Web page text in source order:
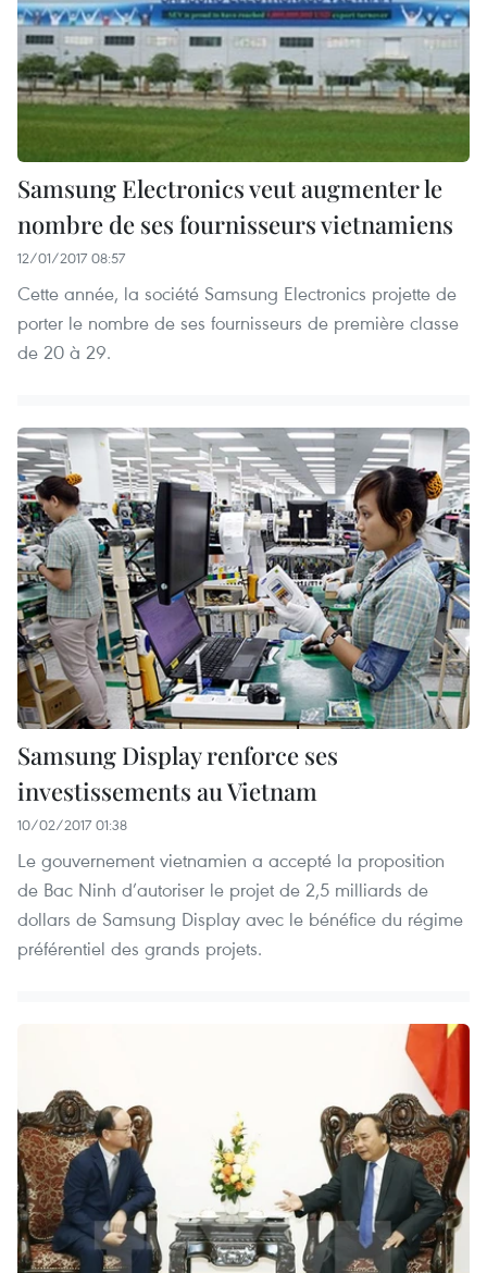
Samsung Electronics veut augmenter le
nombre de ses fournisseurs vietnamiens
12/01/2017 08:57
Cette année, la société Samsung Electronics projette de
porter le nombre de ses fournisseurs de première classe
de 20 à 29.
Samsung Display renforce ses
investissements au Vietnam
10/02/2017 01:38
Le gouvernement vietnamien a accepté la proposition
de Bac Ninh d’autoriser le projet de 2,5 milliards de
dollars de Samsung Display avec le bénéfice du régime
préférentiel des grands projets.